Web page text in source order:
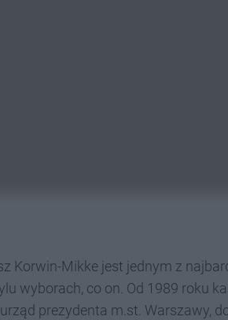
Korwin-Mikke jest jednym z
wyborach, co on. Od 1989 roku
prezydenta m.st. Warszawy,